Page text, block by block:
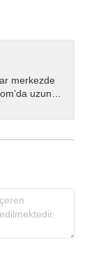
merkezde
uzun